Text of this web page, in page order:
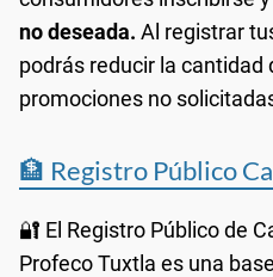
no deseada. Al registrar
podrás reducir la cantidad
promociones no
🏦 Registro Público
🔐 El Registro Público de
Profeco Tuxtla es una